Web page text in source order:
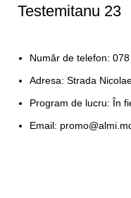
Testemitanu 23
Număr de telefon:
Adresa: Strada
Program de lucru: În
Email: